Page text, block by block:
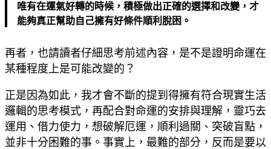
唯有在運氣好轉的時候，積極做出正確的選擇和改變，才
能夠真正幫助自己擁有好條件順利脫困。
再者，也請讀者仔細思考前述內容，是不是證明命運在
某種程度上是可能改變的？
正是因為如此，我才會不斷的提到得擁有符合現實生活
邏輯的思考模式，再配合對命運的安排與理解，靈巧去
運用、借力使力，想破解厄運，順利過關、突破盲點，
並非十分困難的事。事實上，最難的部分，反而是要以